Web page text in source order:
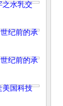
之水乳交
纪前的承
纪前的承
美国科技